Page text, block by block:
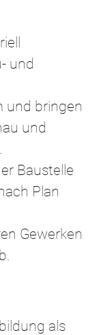
und
und bringen
und
Baustelle
Plan
Gewerken
als